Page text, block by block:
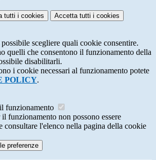
tutti i cookies Accetta tutti i cookies
scegliere quali cookie consentire.
quelli che consentono il funzionamento della
disabilitarli.
i cookie necessari al funzionamento potete
POLICY.
funzionamento
funzionamento non possono essere
consultare l'elenco nella pagina della cookie
preferenze